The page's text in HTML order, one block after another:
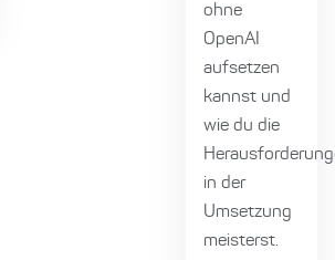
ohne
OpenAI
aufsetzen
kannst und
wie du die
in der
Umsetzung
meisterst.